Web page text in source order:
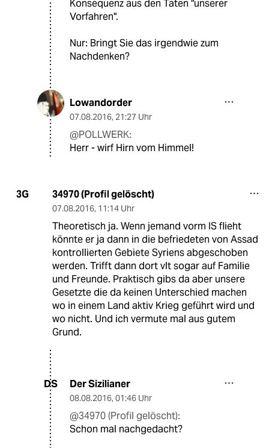
Konsequenz aus den Taten "unserer
Vorfahren".
Nur: Bringt Sie das irgendwie zum
Nachdenken?
Lowandorder
07.08.2016, 21:27 Uhr
@POLLWERK:
Herr - wirf Hirn vom Himmel!
3G 34970 (Profil gelöscht)
07.08.2016, 11:14 Uhr
Theoretisch ja. Wenn jemand vorm IS flieht
könnte er ja dann in die befriedeten von Assad
kontrollierten Gebiete Syriens abgeschoben
werden. Trifft dann dort vlt sogar auf Familie
und Freunde. Praktisch gibs da aber unsere
Gesetzte die da keinen Unterschied machen
wo in einem Land aktiv Krieg geführt wird und
wo nicht. Und ich vermute mal aus gutem
Grund.
DS Der Sizilianer
08.08.2016, 01:46 Uhr
@34970 (Profil gelöscht):
Schon mal nachgedacht?